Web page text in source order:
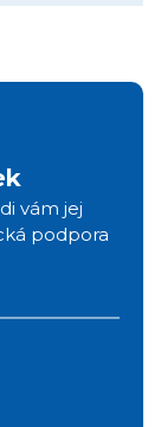
vám jej
podpora